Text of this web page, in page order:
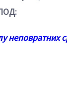
неповратних